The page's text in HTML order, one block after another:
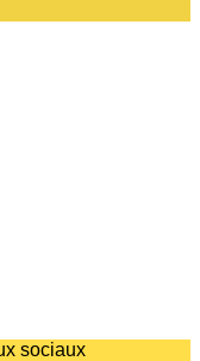
sociaux